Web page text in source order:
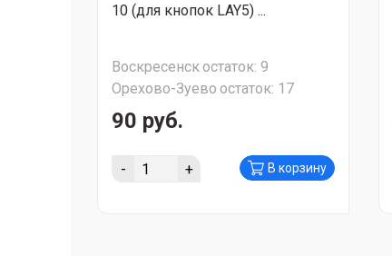
10 (для кнопок LAY5) ...
Воскресенскостаток: 9
Орехово-Зуево остаток: 17
90 руб.
- + В корзину